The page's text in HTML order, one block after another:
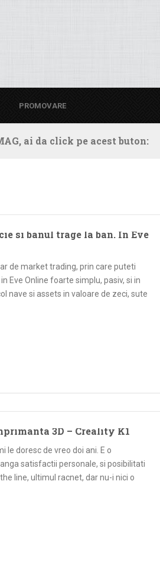
PROMOVARE
ai da click pe acest buton:
si banul trage la ban. In Eve
de market trading, prin care puteti
Eve Online foarte simplu, pasiv, si in
nave si assets in valoare de zeci, sute
3D – Creality K1
le doresc de vreo doi ani. E o
satisfactii personale, si posibilitati
line, ultimul racnet, dar nu-i nici o